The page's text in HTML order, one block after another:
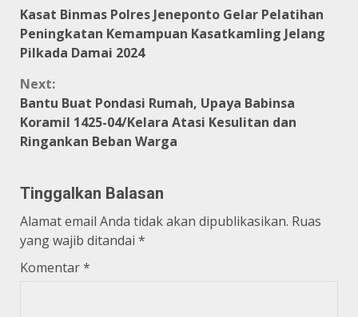
Reading
Kasat Binmas Polres Jeneponto Gelar Pelatihan
Peningkatan Kemampuan Kasatkamling Jelang
Pilkada Damai 2024
Next:
Bantu Buat Pondasi Rumah, Upaya Babinsa
Koramil 1425-04/Kelara Atasi Kesulitan dan
Ringankan Beban Warga
Tinggalkan Balasan
Alamat email Anda tidak akan dipublikasikan. Ruas
yang wajib ditandai *
Komentar*